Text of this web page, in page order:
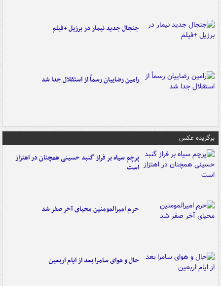
جنجال جدید نیمار در برزیل +فیلم
رامین رضاییان رسماً از استقلال جدا شد
برگزیده عکس
پرچم سیاه بر فراز گنبد حسینی همچنان در اهتزاز
است
حرم امیرالمومنین محیای آخر صفر شد
حال و هوای سامرا بعد از ایام اربعین